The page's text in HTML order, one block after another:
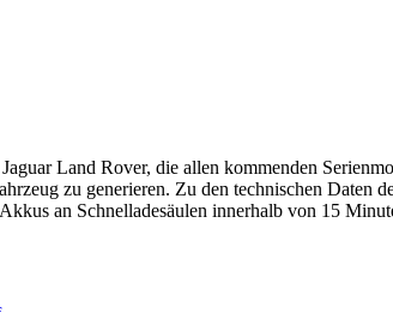
Land Rover, die allen kommenden
zu generieren. Zu den technischen Daten
an Schnelladesäulen innerhalb von 15